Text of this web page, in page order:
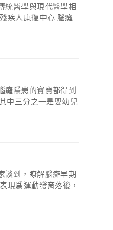
統醫學與現代醫學相
疾人康復中心 腦癱
癱隱患的寶寶都得到
中三分之一是嬰幼兒
談到，瞭解腦癱早期
現爲運動發育落後，